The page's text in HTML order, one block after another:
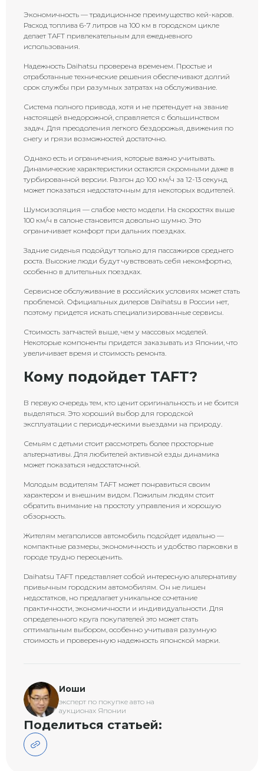
Экономичность — традиционное преимущество кей-каров.
Расход топлива 6-7 литров на 100 км в городском цикле
делает TAFT привлекательным для ежедневного
использования.
Надежность Daihatsu проверена временем. Простые и
отработанные технические решения обеспечивают долгий
срок службы при разумных затратах на обслуживание.
Система полного привода, хотя и не претендует на звание
настоящей внедорожной, справляется с большинством
задач. Для преодоления легкого бездорожья, движения по
снегу и грязи возможностей достаточно.
Однако есть и ограничения, которые важно учитывать.
Динамические характеристики остаются скромными даже в
турбированной версии. Разгон до 100 км/ч за 12-13 секунд
может показаться недостаточным для некоторых водителей.
Шумоизоляция — слабое место модели. На скоростях выше
100 км/ч в салоне становится довольно шумно. Это
ограничивает комфорт при дальних поездках.
Задние сиденья подойдут только для пассажиров среднего
роста. Высокие люди будут чувствовать себя некомфортно,
особенно в длительных поездках.
Сервисное обслуживание в российских условиях может стать
проблемой. Официальных дилеров Daihatsu в России нет,
поэтому придется искать специализированные сервисы.
Стоимость запчастей выше, чем у массовых моделей.
Некоторые компоненты придется заказывать из Японии, что
увеличивает время и стоимость ремонта.
Кому подойдет TAFT?
В первую очередь тем, кто ценит оригинальность и не боится
выделяться. Это хороший выбор для городской
эксплуатации с периодическими выездами на природу.
Семьям с детьми стоит рассмотреть более просторные
альтернативы. Для любителей активной езды динамика
может показаться недостаточной.
Молодым водителям TAFT может понравиться своим
характером и внешним видом. Пожилым людям стоит
обратить внимание на простоту управления и хорошую
обзорность.
Жителям мегаполисов автомобиль подойдет идеально —
компактные размеры, экономичность и удобство парковки в
городе трудно переоценить.
Daihatsu TAFT представляет собой интересную альтернативу
привычным городским автомобилям. Он не лишен
недостатков, но предлагает уникальное сочетание
практичности, экономичности и индивидуальности. Для
определенного круга покупателей это может стать
оптимальным выбором, особенно учитывая разумную
стоимость и проверенную надежность японской марки.
Иоши
эксперт по покупке авто на
аукционах Японии
Поделиться статьей: